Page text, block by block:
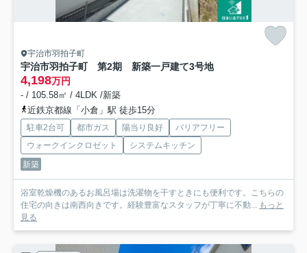
宇治市羽拍子町
宇治市羽拍子町 第2期 新築一戸建て3号地
4,198万円
- / 105.58㎡ / 4LDK /新築
近鉄京都線「小倉」駅 徒歩15分
駐車2台可 都市ガス 陽当り良好
バリアフリー
ウォークインクロゼット
システムキッチン
新築
浴室乾燥機のあるお風呂場は洗濯物を干すときにも便利です。こちらの
住宅の向きは南西向きです。経験豊富なスタッフが丁寧に不動... もっと
見る